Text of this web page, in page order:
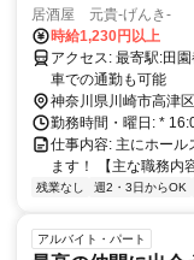
居酒屋 元貴-げんき-
時給1,230円以上
アクセス: 最寄駅:田園都市線 梶が谷駅より5分 溝の口駅から梶が谷駅まで1分 自転
車での通勤も可能
神奈川県川崎市高津区
勤務時間・曜日: *
仕事内容: 主にホール
ます！ 【主な職務内
残業なし 週2・3日からOK
アルバイト・パート